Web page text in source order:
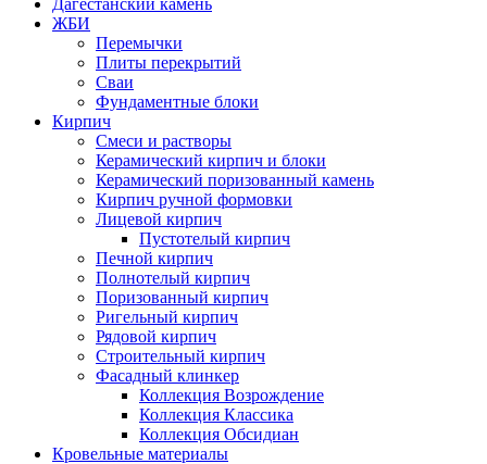
Дагестанский камень
ЖБИ
Перемычки
Плиты перекрытий
Сваи
Фундаментные блоки
Кирпич
Cмеси и растворы
Керамический кирпич и блоки
Керамический поризованный камень
Кирпич ручной формовки
Лицевой кирпич
Пустотелый кирпич
Печной кирпич
Полнотелый кирпич
Поризованный кирпич
Ригельный кирпич
Рядовой кирпич
Строительный кирпич
Фасадный клинкер
Коллекция Возрождение
Коллекция Классика
Коллекция Обсидиан
Кровельные материалы